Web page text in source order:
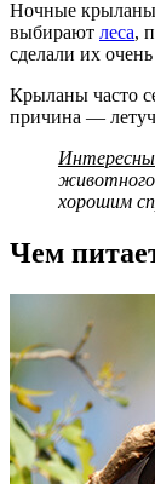
Ночные крыланы
выбирают леса,
сделали их
Крыланы часто
причина —
животного
хорошим
Чем